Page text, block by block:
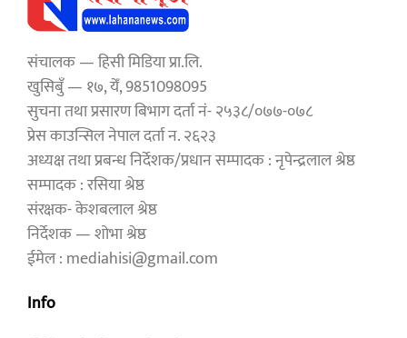
संचालक — हिसी मिडिया प्रा.लि.
खुसिबुँ — १७, येँ, 9851098095
सुचना तथा प्रसारण बिभाग दर्ता नं- २५३८/०७७-०७८
प्रेस काउन्सिल नेपाल दर्ता न. २६२३
अध्यक्ष तथा प्रबन्ध निर्देशक/प्रधान सम्पादक : नृपेन्द्रलाल श्रेष्ठ
सम्पादक : रसिया श्रेष्ठ
संरक्षक- केशबलाल श्रेष्ठ
निर्देशक — शोभा श्रेष्ठ
ईमेल : mediahisi@gmail.com
Info